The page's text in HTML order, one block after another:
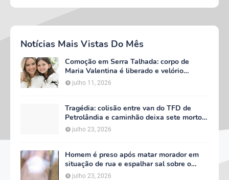
Notícias Mais Vistas Do Mês
Comoção em Serra Talhada: corpo de
Maria Valentina é liberado e velório
começa às 5h deste domingo
julho 11, 2026
Tragédia: colisão entre van do TFD de
Petrolândia e caminhão deixa sete mortos
em Floresta
julho 23, 2026
Homem é preso após matar morador em
situação de rua e espalhar sal sobre o
corpo em Serra Talhada
julho 23, 2026